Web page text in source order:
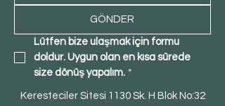
GÖNDER
Lütfen bize ulaşmak için formu
doldur. Uygun olan en kısa sürede
size dönüş yapalım. *
Keresteciler Sitesi 1130 Sk. H Blok No:32